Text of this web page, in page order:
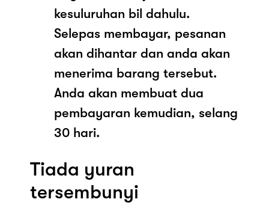
kesuluruhan bil dahulu.
Selepas membayar, pesanan
akan dihantar dan anda akan
menerima barang tersebut.
Anda akan membuat dua
pembayaran kemudian, selang
30 hari.
Tiada yuran
tersembunyi